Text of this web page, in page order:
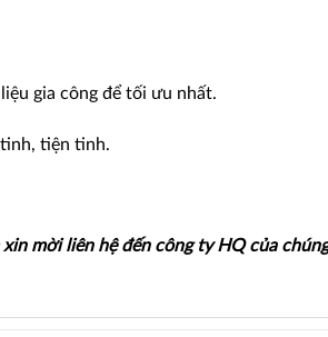
gia công để tối ưu nhất.
tiện tinh.
mời liên hệ đến công ty HQ của